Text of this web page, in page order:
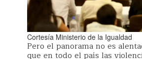
Cortesía Ministerio de la Igualdad
Pero el panorama no es
que en todo el país las